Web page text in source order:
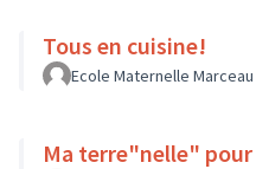
Tous en cuisine!
Ecole Maternelle
Ma terre"nelle"